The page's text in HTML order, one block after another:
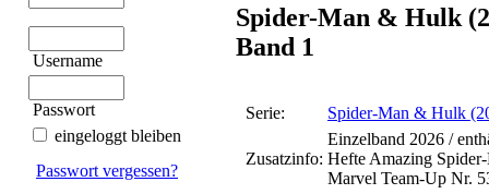
Username
Passwort
eingeloggt bleiben
Passwort vergessen?
Spider-Man & Hulk
Band 1
Serie: Spider-Man & Hulk
Zusatzinfo:
Einzelband 2026 /
Hefte Amazing
Marvel Team-Up Nr.